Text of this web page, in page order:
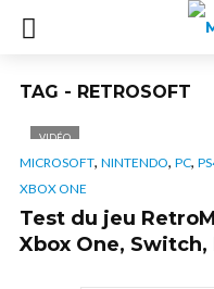
TAG - RETROSOFT
VIDÉO
MICROSOFT, NINTENDO, PC,
XBOX ONE
Test du jeu
Xbox One, Switch,